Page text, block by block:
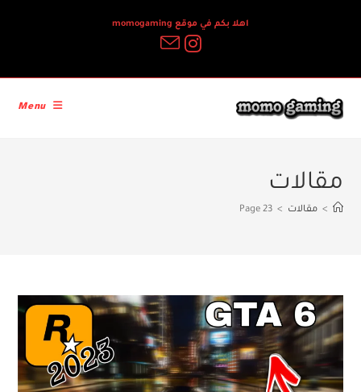
اهلا بكم في موقع momogaming
Menu
مقالات
> مقالات >
Page 23